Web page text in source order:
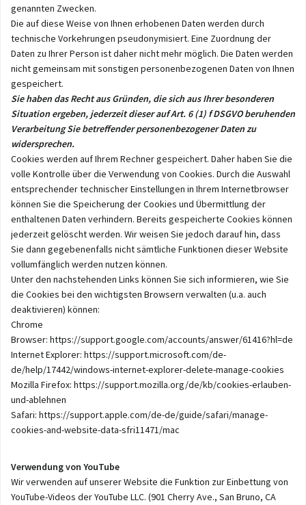
genannten Zwecken.
Die auf diese Weise von Ihnen erhobenen Daten werden durch
technische Vorkehrungen pseudonymisiert. Eine Zuordnung der
Daten zu Ihrer Person ist daher nicht mehr möglich. Die Daten werden
nicht gemeinsam mit sonstigen personenbezogenen Daten von Ihnen
gespeichert.
Sie haben das Recht aus Gründen, die sich aus Ihrer besonderen
Situation ergeben, jederzeit dieser auf Art. 6 (1) f DSGVO beruhenden
Verarbeitung Sie betreffender personenbezogener Daten zu
widersprechen.
Cookies werden auf Ihrem Rechner gespeichert. Daher haben Sie die
volle Kontrolle über die Verwendung von Cookies. Durch die Auswahl
entsprechender technischer Einstellungen in Ihrem Internetbrowser
können Sie die Speicherung der Cookies und Übermittlung der
enthaltenen Daten verhindern. Bereits gespeicherte Cookies können
jederzeit gelöscht werden. Wir weisen Sie jedoch darauf hin, dass
Sie dann gegebenenfalls nicht sämtliche Funktionen dieser Website
vollumfänglich werden nutzen können.
Unter den nachstehenden Links können Sie sich informieren, wie Sie
die Cookies bei den wichtigsten Browsern verwalten (u.a. auch
deaktivieren) können:
Chrome
Browser: https://support.google.com/accounts/answer/61416?hl=de
Internet Explorer: https://support.microsoft.com/de-
de/help/17442/windows-internet-explorer-delete-manage-cookies
Mozilla Firefox: https://support.mozilla.org/de/kb/cookies-erlauben-
und-ablehnen
Safari: https://support.apple.com/de-de/guide/safari/manage-
cookies-and-website-data-sfri11471/mac
Verwendung von YouTube
Wir verwenden auf unserer Website die Funktion zur Einbettung von
YouTube-Videos der YouTube LLC. (901 Cherry Ave., San Bruno, CA